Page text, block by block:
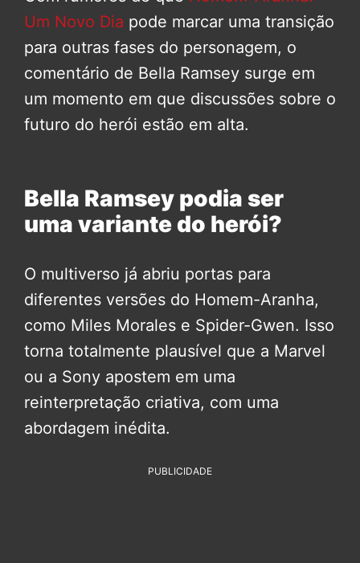
Um Novo Dia pode marcar uma transição
para outras fases do personagem, o
comentário de Bella Ramsey surge em
um momento em que discussões sobre o
futuro do herói estão em alta.
Bella Ramsey podia ser
uma variante do herói?
O multiverso já abriu portas para
diferentes versões do Homem-Aranha,
como Miles Morales e Spider-Gwen. Isso
torna totalmente plausível que a Marvel
ou a Sony apostem em uma
reinterpretação criativa, com uma
abordagem inédita.
PUBLICIDADE